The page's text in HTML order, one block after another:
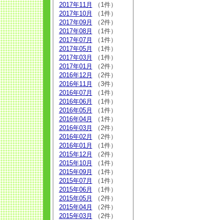
2017年11月
（1件）
2017年10月
（1件）
2017年09月
（2件）
2017年08月
（1件）
2017年07月
（1件）
2017年05月
（1件）
2017年03月
（1件）
2017年01月
（2件）
2016年12月
（2件）
2016年11月
（3件）
2016年07月
（1件）
2016年06月
（1件）
2016年05月
（1件）
2016年04月
（1件）
2016年03月
（2件）
2016年02月
（2件）
2016年01月
（1件）
2015年12月
（2件）
2015年10月
（1件）
2015年09月
（1件）
2015年07月
（1件）
2015年06月
（1件）
2015年05月
（2件）
2015年04月
（2件）
2015年03月
（2件）